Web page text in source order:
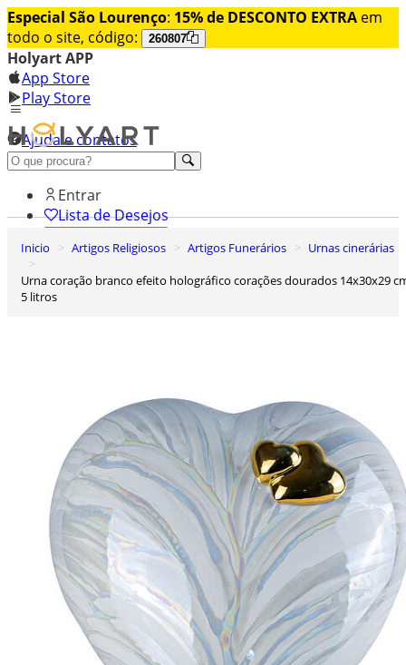
Especial São Lourenço: 15% de DESCONTO EXTRA em
todo o site, código:
260807
Holyart APP
App Store
Play Store
Ajuda e contatos
Conheça premium
Entrar
Lista de Desejos
0
Inicio Artigos Religiosos Artigos Funerários
Urnas cinerárias
Urna coração branco efeito holográfico corações dourados 14x30x29 cm
5 litros